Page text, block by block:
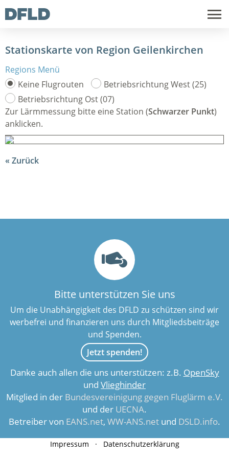
Stationskarte von Region Geilenkirchen
Regions Menü
Keine Flugrouten
Betriebsrichtung West (25)
Betriebsrichtung Ost (07)
Zur Lärmmessung bitte eine Station (Schwarzer Punkt)
anklicken.
Zurück
Bitte unterstützen Sie uns
Um die Unabhängigkeit des DFLD zu schützen sind wir
werbefrei und finanzieren uns durch Mitgliedsbeiträge
und Spenden.
Jetzt spenden!
Danke auch allen die uns unterstützen: z.B. OpenSky
und Vlieghinder
Mitglied in der Bundesvereinigung gegen Fluglärm e.V.
und der UECNA.
Betreiber von EANS.net, WW-ANS.net und DSLD.info.
Impressum · Datenschutzerklärung